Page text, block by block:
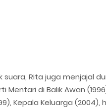
suara, Rita juga menjajal
Mentari di Balik Awan
Kepala Keluarga (2004),